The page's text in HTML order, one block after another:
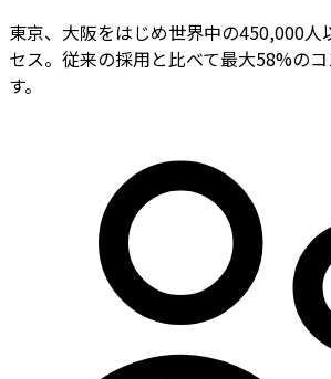
東京、大阪をはじめ世界中の450,000人
セス。従来の採用と比べて最大58%の
す。